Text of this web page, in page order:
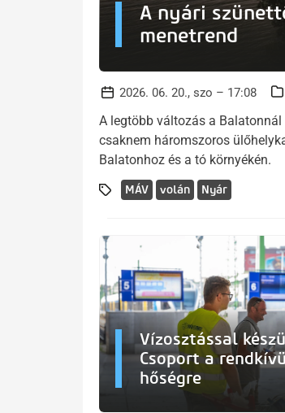
A nyári
menetrend
2026. 06. 20., szo – 17:08
A legtöbb változás a
csaknem háromszoros
Balatonhoz és a tó környékén.
MÁV volán Nyár
Vízosztással
Csoport a
hőségre